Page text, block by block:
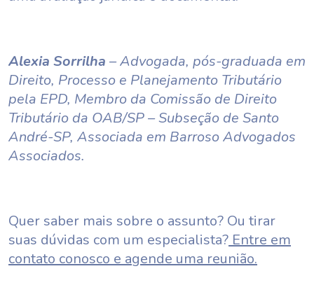
Alexia Sorrilha – Advogada, pós-graduada em
Direito, Processo e Planejamento Tributário
pela EPD, Membro da Comissão de Direito
Tributário da OAB/SP – Subseção de Santo
André-SP, Associada em Barroso Advogados
Associados.
Quer saber mais sobre o assunto? Ou tirar
suas dúvidas com um especialista? Entre em
contato conosco e agende uma reunião.